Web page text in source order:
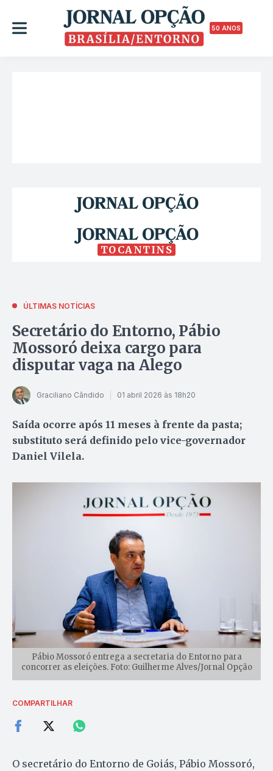
50 ANOS
TOCANTINS
ÚLTIMAS NOTÍCIAS
Secretário do Entorno, Pábio
Mossoró deixa cargo para
disputar vaga na Alego
Graciliano Cândido 01 abril 2026 às 18h20
Saída ocorre após 11 meses à frente da pasta;
substituto será definido pelo vice-governador
Daniel Vilela.
Pábio Mossoró entrega a secretaria do Entorno para
concorrer as eleições. Foto: Guilherme Alves/Jornal Opção
COMPARTILHAR
O secretário do Entorno de Goiás, Pábio Mossoró,